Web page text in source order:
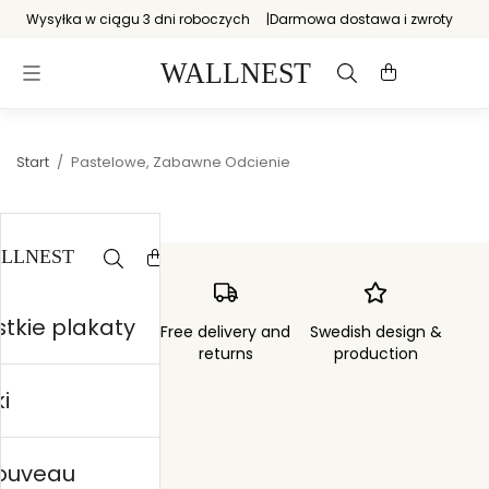
Wysyłka w ciągu 3 dni roboczych Darmowa dostawa i zwroty
Start / Pastelowe, Zabawne Odcienie
Order sent within
Free delivery and
returns
Swedish design &
production
plakaty